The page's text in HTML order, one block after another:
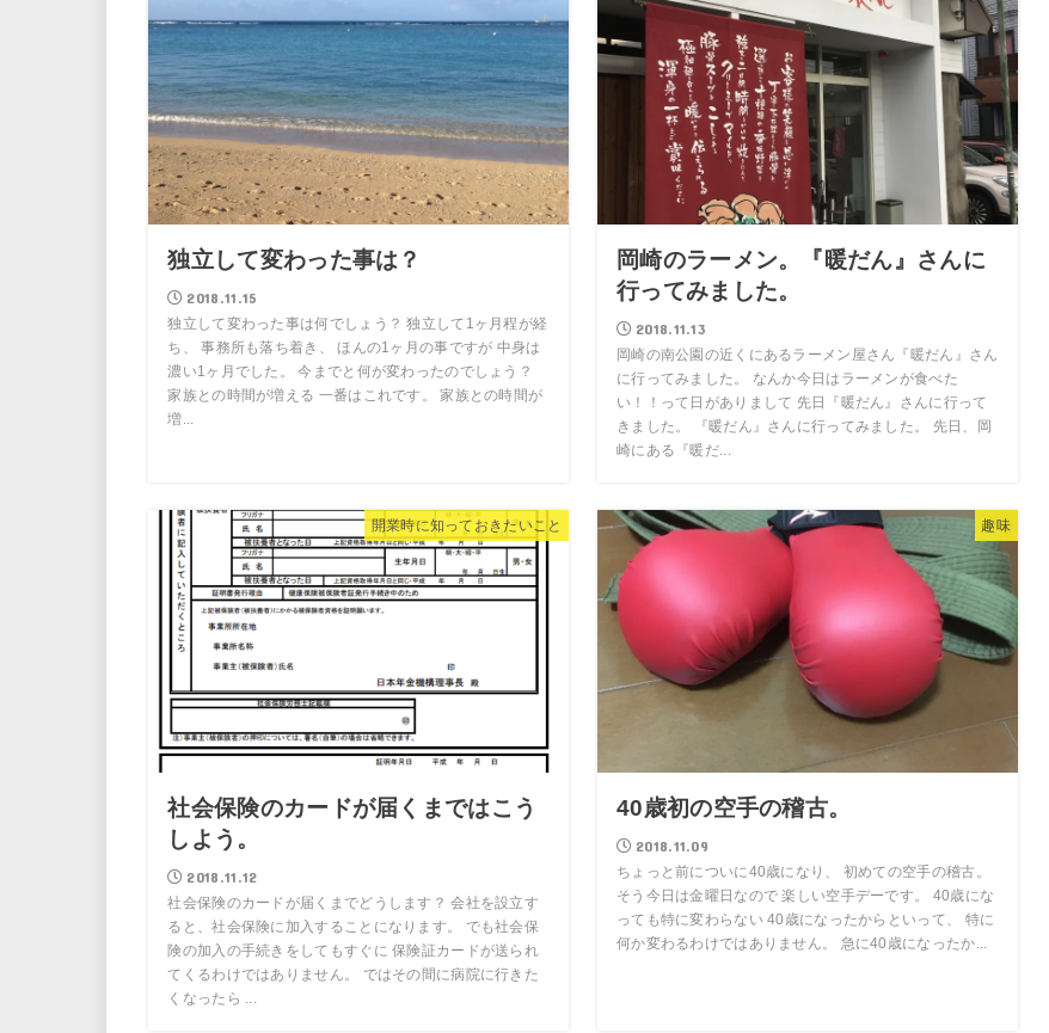
独立して変わった事は？
2018.11.15
独立して変わった事は何でしょう？ 独立して1ヶ月程が経
ち、 事務所も落ち着き、 ほんの1ヶ月の事ですが 中身は
濃い1ヶ月でした。 今までと何が変わったのでしょう？
家族との時間が増える 一番はこれです。 家族との時間が
増...
岡崎のラーメン。『暖だん』さんに
行ってみました。
2018.11.13
岡崎の南公園の近くにあるラーメン屋さん『暖だん』さん
に行ってみました。 なんか今日はラーメンが食べた
い！！って日がありまして 先日『暖だん』さんに行って
きました。 『暖だん』さんに行ってみました。 先日、岡
崎にある『暖だ...
開業時に知っておきたいこと
社会保険のカードが届くまではこう
しよう。
2018.11.12
社会保険のカードが届くまでどうします？ 会社を設立す
ると、社会保険に加入することになります。 でも社会保
険の加入の手続きをしてもすぐに 保険証カードが送られ
てくるわけではありません。 ではその間に病院に行きた
くなったら ...
趣味
40歳初の空手の稽古。
2018.11.09
ちょっと前についに40歳になり、 初めての空手の稽古。
そう今日は金曜日なので 楽しい空手デーです。 40歳にな
っても特に変わらない 40歳になったからといって、 特に
何か変わるわけではありません。 急に40歳になったか...